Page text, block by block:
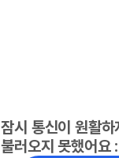
잠시 통신이 원활하
불러오지 못했어요